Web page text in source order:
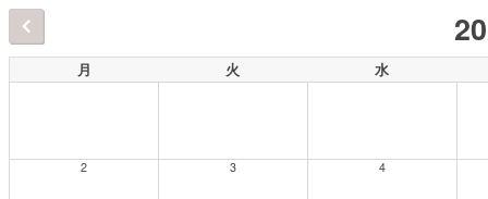
月 火 水
2 3 4